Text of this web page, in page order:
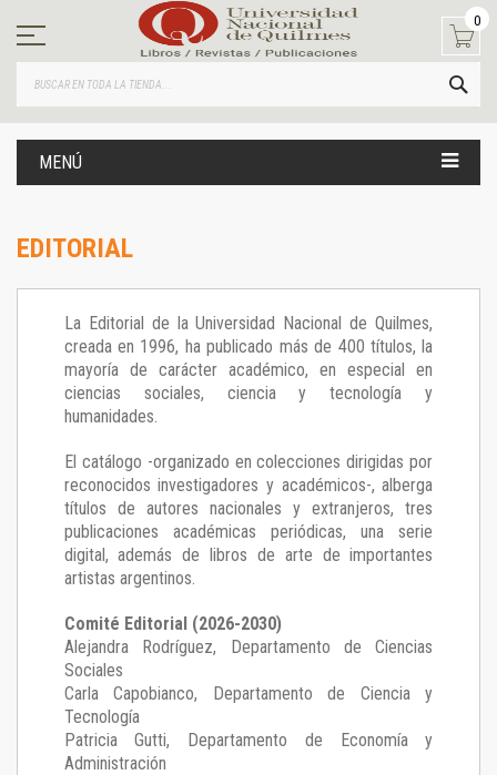
contenido
0
MENÚ
EDITORIAL
La Editorial de la Universidad Nacional de Quilmes,
creada en 1996, ha publicado más de 400 títulos, la
mayoría de carácter académico, en especial en
ciencias sociales, ciencia y tecnología y
humanidades.
El catálogo -organizado en colecciones dirigidas por
reconocidos investigadores y académicos-, alberga
títulos de autores nacionales y extranjeros, tres
publicaciones académicas periódicas, una serie
digital, además de libros de arte de importantes
artistas argentinos.
Comité Editorial (2026-2030)
Alejandra Rodríguez, Departamento de Ciencias
Sociales
Carla Capobianco, Departamento de Ciencia y
Tecnología
Patricia Gutti, Departamento de Economía y
Administración